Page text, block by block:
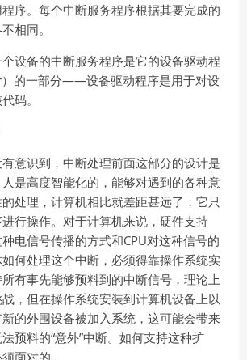
序。每个中断服务程序根据其要完成的
相同。
设备的中断服务程序是它的设备驱动程
的一部分——设备驱动程序是用于对设
码。
意识到，中断处理前面这部分的设计是
是高度智能化的，能够对遇到的各种意
处理，计算机相比就差距甚远了，它只
行操作。对于计算机来说，硬件支持
电信号传播的方式和CPU对这种信号的
何处理这个中断，必须得靠操作系统实
有事先能够预料到的中断信号，理论上
，但在操作系统安装到计算机设备上以
的外围设备被加入系统，这可能会带来
预料的“意外”中断。如何支持这种扩